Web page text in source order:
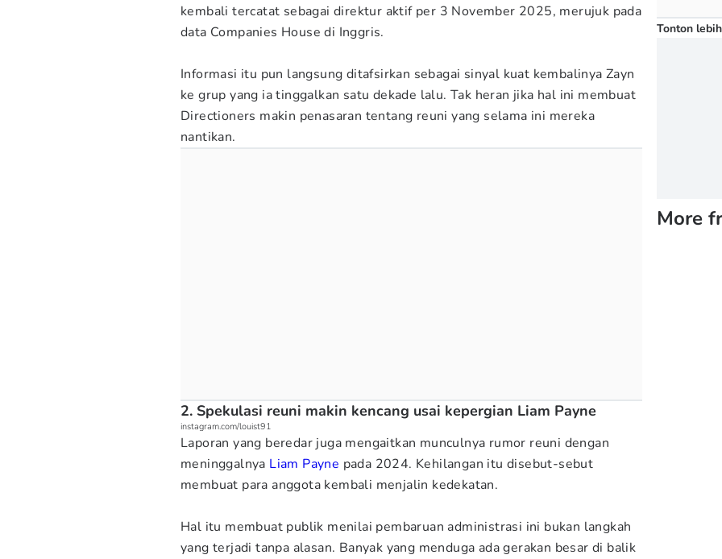
kembali tercatat sebagai direktur aktif per 3 November 2025, merujuk pada
data Companies House di Inggris.
Informasi itu pun langsung ditafsirkan sebagai sinyal kuat kembalinya Zayn
ke grup yang ia tinggalkan satu dekade lalu. Tak heran jika hal ini membuat
Directioners makin penasaran tentang reuni yang selama ini mereka
nantikan.
2. Spekulasi reuni makin kencang usai kepergian Liam Payne
instagram.com/louist91
Laporan yang beredar juga mengaitkan munculnya rumor reuni dengan
meninggalnya Liam Payne pada 2024. Kehilangan itu disebut-sebut
membuat para anggota kembali menjalin kedekatan.
Hal itu membuat publik menilai pembaruan administrasi ini bukan langkah
yang terjadi tanpa alasan. Banyak yang menduga ada gerakan besar di balik
Tonton
More